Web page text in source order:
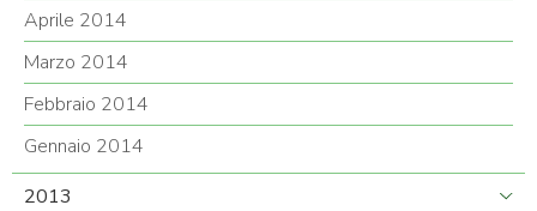
Aprile 2014
Marzo 2014
Febbraio 2014
Gennaio 2014
2013